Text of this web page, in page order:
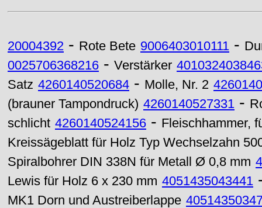
20004392 - Rote Bete 9006403010111 -
0025706368216 - Verstärker
Satz 4260140520684 - Molle, Nr. 2
(brauner Tampondruck) 4260140527331 -
schlicht 4260140524156 - Fleischhammer,
Kreissägeblatt für Holz Typ Wechselzahn
Spiralbohrer DIN 338N für Metall Ø 0,8 mm
Lewis für Holz 6 x 230 mm 4051435043441
MK1 Dorn und Austreiberlappe